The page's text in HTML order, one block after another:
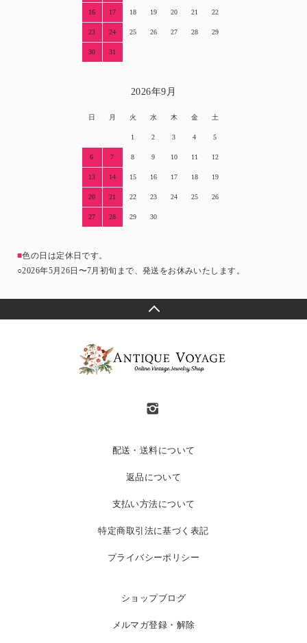
16 17 18 19 20 21 22
23 24 25 26 27 28 29
30 31
2026年9月
日 月 火 水 木 金 土
1 2 3 4 5
6 7 8 9 10 11 12
13 14 15 16 17 18 19
20 21 22 23 24 25 26
27 28 29 30
■色の日は定休日です。
○2026年5月26日〜7月初旬まで、発送をお休みいたします。
配送・送料について
返品について
支払い方法について
特定商取引法に基づく表記
プライバシーポリシー
ショップブログ
メルマガ登録・解除